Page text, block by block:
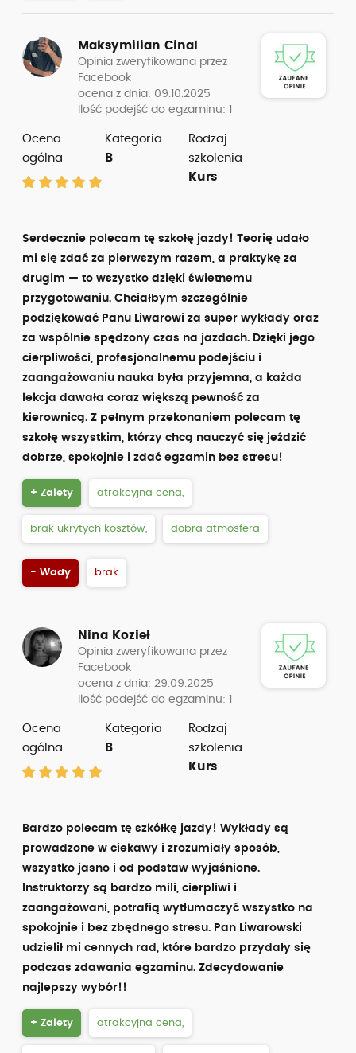
Maksymilian Cinal
Opinia zweryfikowana przez
Facebook
ocena z dnia: 09.10.2025
Ilość podejść do egzaminu: 1
Ocena
ogólna
Kategoria
B
Rodzaj
szkolenia
Kurs
Serdecznie polecam tę szkołę jazdy! Teorię udało
mi się zdać za pierwszym razem, a praktykę za
drugim — to wszystko dzięki świetnemu
przygotowaniu. Chciałbym szczególnie
podziękować Panu Liwarowi za super wykłady oraz
za wspólnie spędzony czas na jazdach. Dzięki jego
cierpliwości, profesjonalnemu podejściu i
zaangażowaniu nauka była przyjemna, a każda
lekcja dawała coraz większą pewność za
kierownicą. Z pełnym przekonaniem polecam tę
szkołę wszystkim, którzy chcą nauczyć się jeździć
dobrze, spokojnie i zdać egzamin bez stresu!
+ Zalety atrakcyjna cena,
brak ukrytych kosztów, dobra atmosfera
- Wady brak
Nina Kozieł
Opinia zweryfikowana przez
Facebook
ocena z dnia: 29.09.2025
Ilość podejść do egzaminu: 1
Ocena
ogólna
Kategoria
B
Rodzaj
szkolenia
Kurs
Bardzo polecam tę szkółkę jazdy! Wykłady są
prowadzone w ciekawy i zrozumiały sposób,
wszystko jasno i od podstaw wyjaśnione.
Instruktorzy są bardzo mili, cierpliwi i
zaangażowani, potrafią wytłumaczyć wszystko na
spokojnie i bez zbędnego stresu. Pan Liwarowski
udzielił mi cennych rad, które bardzo przydały się
podczas zdawania egzaminu. Zdecydowanie
najlepszy wybór!!
+ Zalety atrakcyjna cena,